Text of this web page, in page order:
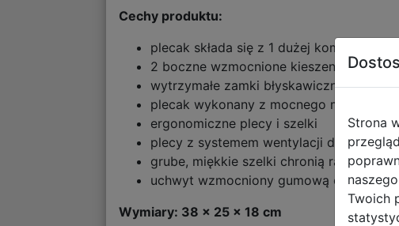
Cechy produktu:
plecak składa się z 1 dużej komory i 2
2 boczne wzmocnione kieszenie
wytrzymałe zamki błyskawiczne,
plecak wykonany z mocnego materiału
ergonomiczne plecy i szelki
plecy z systemem wentylacji dla
grube, miękkie szelki chronią ramiona-
uchwyt wzmocniony gumową opaską
Wymiary: 38 x 25 x 18 cm
Strona
Twoich